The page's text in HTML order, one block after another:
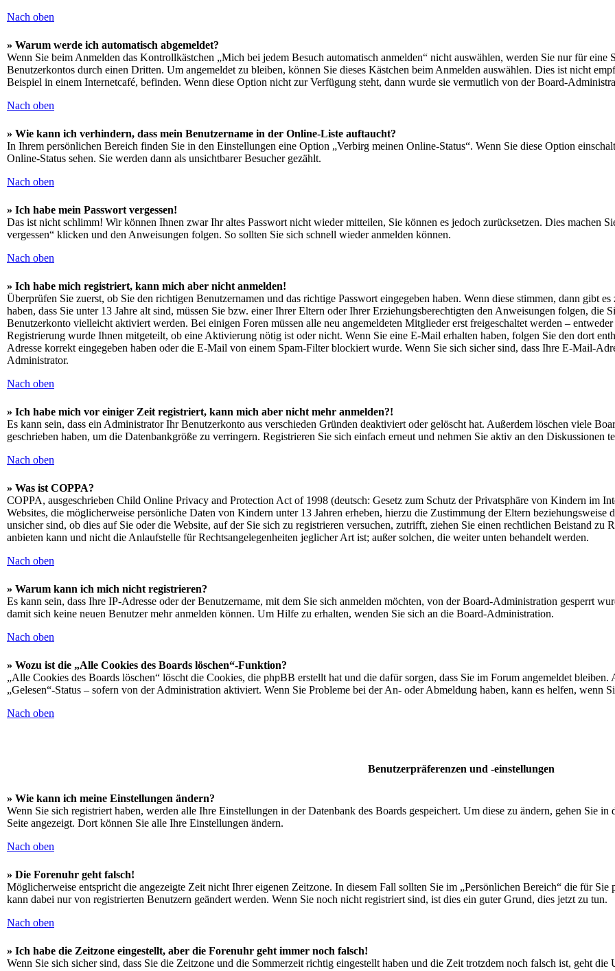
Nach oben
» Warum werde ich automatisch abgemeldet?
Wenn Sie beim Anmelden das Kontrollkästchen „Mich bei jedem Besuch automatisch anmelden“ nicht auswählen, werden Sie nur für eine
Benutzerkontos durch einen Dritten. Um angemeldet zu bleiben, können Sie dieses Kästchen beim Anmelden auswählen. Dies ist nicht
Beispiel in einem Internetcafé, befinden. Wenn diese Option nicht zur Verfügung steht, dann wurde sie vermutlich von der Board-
Nach oben
» Wie kann ich verhindern, dass mein Benutzername in der Online-Liste auftaucht?
In Ihrem persönlichen Bereich finden Sie in den Einstellungen eine Option „Verbirg meinen Online-Status“. Wenn Sie diese Option
Online-Status sehen. Sie werden dann als unsichtbarer Besucher gezählt.
Nach oben
» Ich habe mein Passwort vergessen!
Das ist nicht schlimm! Wir können Ihnen zwar Ihr altes Passwort nicht wieder mitteilen, Sie können es jedoch zurücksetzen. Dies machen
vergessen“ klicken und den Anweisungen folgen. So sollten Sie sich schnell wieder anmelden können.
Nach oben
» Ich habe mich registriert, kann mich aber nicht anmelden!
Überprüfen Sie zuerst, ob Sie den richtigen Benutzernamen und das richtige Passwort eingegeben haben. Wenn diese stimmen, dann gibt
haben, dass Sie unter 13 Jahre alt sind, müssen Sie bzw. einer Ihrer Eltern oder Ihrer Erziehungsberechtigten den Anweisungen folgen, die
Benutzerkonto vielleicht aktiviert werden. Bei einigen Foren müssen alle neu angemeldeten Mitglieder erst freigeschaltet werden –
Registrierung wurde Ihnen mitgeteilt, ob eine Aktivierung nötig ist oder nicht. Wenn Sie eine E-Mail erhalten haben, folgen Sie den dort
Adresse korrekt eingegeben haben oder die E-Mail von einem Spam-Filter blockiert wurde. Wenn Sie sich sicher sind, dass Ihre E-Mail-
Administrator.
Nach oben
» Ich habe mich vor einiger Zeit registriert, kann mich aber nicht mehr anmelden?!
Es kann sein, dass ein Administrator Ihr Benutzerkonto aus verschieden Gründen deaktiviert oder gelöscht hat. Außerdem löschen viele
geschrieben haben, um die Datenbankgröße zu verringern. Registrieren Sie sich einfach erneut und nehmen Sie aktiv an den Diskussionen
Nach oben
» Was ist COPPA?
COPPA, ausgeschrieben Child Online Privacy and Protection Act of 1998 (deutsch: Gesetz zum Schutz der Privatsphäre von Kindern im
Websites, die möglicherweise persönliche Daten von Kindern unter 13 Jahren erheben, hierzu die Zustimmung der Eltern beziehungsweise
unsicher sind, ob dies auf Sie oder die Website, auf der Sie sich zu registrieren versuchen, zutrifft, ziehen Sie einen rechtlichen Beistand zu
anbieten kann und nicht die Anlaufstelle für Rechtsangelegenheiten jeglicher Art ist; außer solchen, die weiter unten behandelt werden.
Nach oben
» Warum kann ich mich nicht registrieren?
Es kann sein, dass Ihre IP-Adresse oder der Benutzername, mit dem Sie sich anmelden möchten, von der Board-Administration gesperrt
damit sich keine neuen Benutzer mehr anmelden können. Um Hilfe zu erhalten, wenden Sie sich an die Board-Administration.
Nach oben
» Wozu ist die „Alle Cookies des Boards löschen“-Funktion?
„Alle Cookies des Boards löschen“ löscht die Cookies, die phpBB erstellt hat und die dafür sorgen, dass Sie im Forum angemeldet
„Gelesen“-Status – sofern von der Administration aktiviert. Wenn Sie Probleme bei der An- oder Abmeldung haben, kann es helfen, wenn
Nach oben
Benutzerpräferenzen und -einstellungen
» Wie kann ich meine Einstellungen ändern?
Wenn Sie sich registriert haben, werden alle Ihre Einstellungen in der Datenbank des Boards gespeichert. Um diese zu ändern, gehen Sie
Seite angezeigt. Dort können Sie alle Ihre Einstellungen ändern.
Nach oben
» Die Forenuhr geht falsch!
Möglicherweise entspricht die angezeigte Zeit nicht Ihrer eigenen Zeitzone. In diesem Fall sollten Sie im „Persönlichen Bereich“ die für
kann dabei nur von registrierten Benutzern geändert werden. Wenn Sie noch nicht registriert sind, ist dies ein guter Grund, dies jetzt zu tun.
Nach oben
» Ich habe die Zeitzone eingestellt, aber die Forenuhr geht immer noch falsch!
Wenn Sie sich sicher sind, dass Sie die Zeitzone und die Sommerzeit richtig eingestellt haben und die Zeit trotzdem noch falsch ist, geht